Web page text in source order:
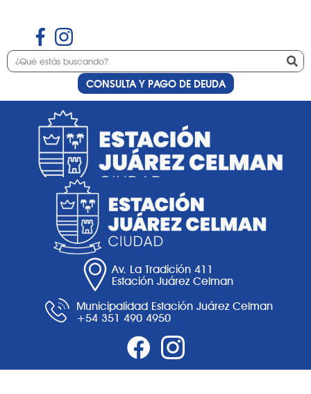
CONSULTA Y PAGO DE DEUDA
Etiqueta:autoestima
Av. La Tradición 411
Estación Juárez Celman
Municipalidad Estación Juárez Celman
+54 351 490 4950